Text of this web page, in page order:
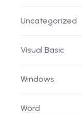
Uncategorized
Visual Basic
Windows
Word